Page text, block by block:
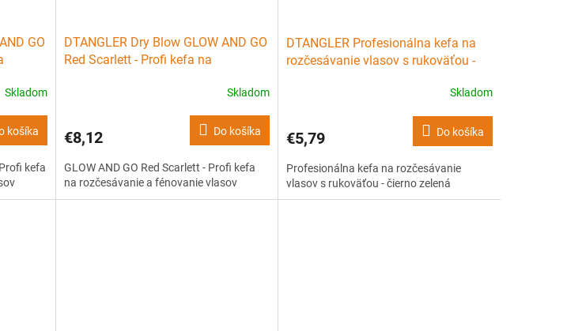
GO
Skladom
košíka
kefa
DTANGLER Dry Blow GLOW AND GO
Red Scarlett - Profi kefa na
Skladom
€8,12 Do košíka
GLOW AND GO Red Scarlett - Profi kefa
na rozčesávanie a fénovanie vlasov
DTANGLER Profesionálna kefa na
rozčesávanie vlasov s rukoväťou -
Skladom
€5,79 Do košíka
Profesionálna kefa na rozčesávanie
vlasov s rukoväťou - čierno zelená